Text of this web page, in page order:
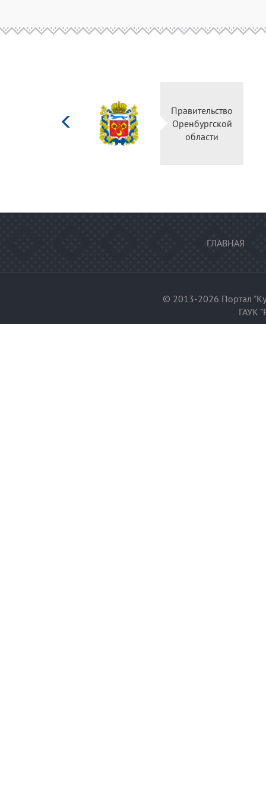
культуры
Российской
Правительство
Оренбургской
области
ГЛАВНАЯ
© 2013-2026 Портал
ГАУК